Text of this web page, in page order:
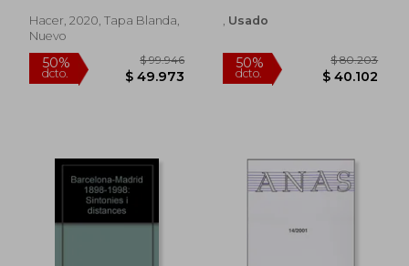
Hacer, 2020, Tapa Blanda,
Nuevo
Usado